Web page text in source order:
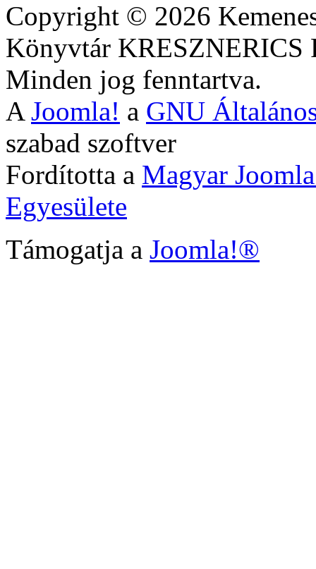
Copyright © 2026
Könyvtár
Minden jog fenntartva.
A Joomla! a GNU
szabad szoftver
Fordította a Magyar
Egyesülete
Támogatja a Joomla!®